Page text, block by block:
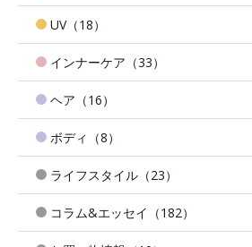
UV（18）
インナーケア（33）
ヘア（16）
ボディ（8）
ライフスタイル（23）
コラム&エッセイ（182）